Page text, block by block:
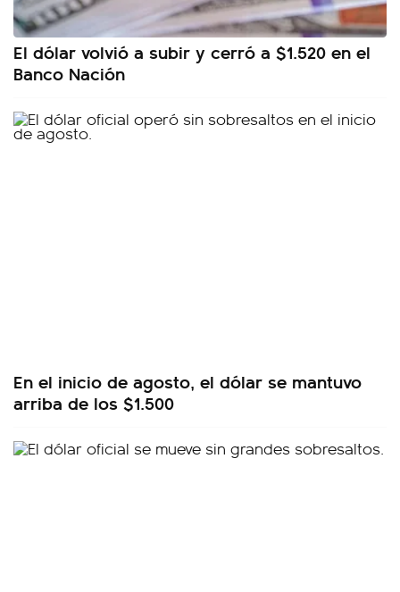
El dólar volvió a subir y cerró a $1.520 en el
Banco Nación
En el inicio de agosto, el dólar se mantuvo
arriba de los $1.500